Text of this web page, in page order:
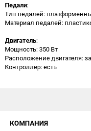
Педали:
Тип педалей:
Материал педалей:
Двигатель:
Мощность: 350 Вт
Расположение двигателя:
Контроллер: есть
КОМПАНИЯ